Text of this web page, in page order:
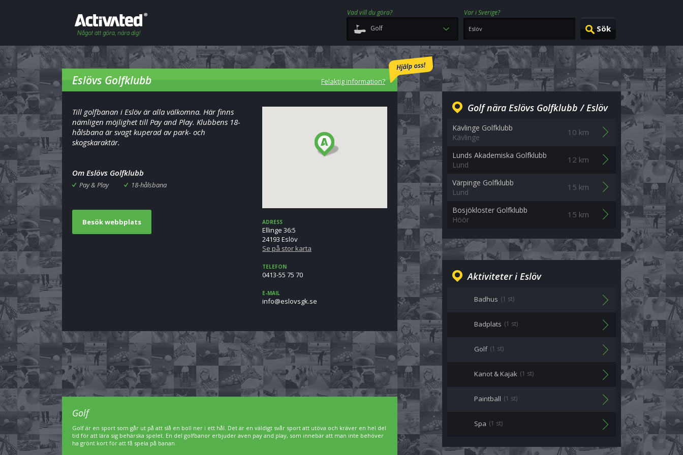
Vad vill du göra?
Var i Sverige?
Golf
Eslövs Golfklubb Felaktig information?
Till golfbanan i Eslöv är alla välkomna. Här finns
nämligen möjlighet till Pay and Play. Klubbens 18-
hålsbana är svagt kuperad av park- och
skogskaraktär.
Om Eslövs Golfklubb
Pay & Play 18-hålsbana
Besök webbplats ADRESS
Ellinge 36:5
24193 Eslöv
Se på stor karta
TELEFON
0413-55 75 70
E-MAIL
es.kgsvolse@ofni
Golf nära Eslövs Golfklubb / Eslöv
Kävlinge Golfklubb
Kävlinge
10 km
Lunds Akademiska Golfklubb
Lund
12 km
Värpinge Golfklubb
Lund
15 km
Bosjökloster Golfklubb
Höör
15 km
Aktiviteter i Eslöv
Badhus (1 st)
Badplats (1 st)
Golf (1 st)
Kanot & Kajak (1 st)
Paintball (1 st)
Spa (1 st)
Golf
Golf är en sport som går ut på att slå en boll ner i ett hål. Det är en väldigt svår sport att utöva och kräver en hel del
tid för att lära sig behärska spelet. En del golfbanor erbjuder även pay and play, som innebär att man inte behöver
ha grönt kort för att få spela på banan.